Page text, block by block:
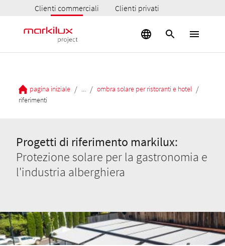
Clienti commerciali Clienti privati
pagina iniziale / / ombra solare per ristoranti e hotel /
riferimenti
Progetti di riferimento markilux:
Protezione solare per la gastronomia e
l'industria alberghiera